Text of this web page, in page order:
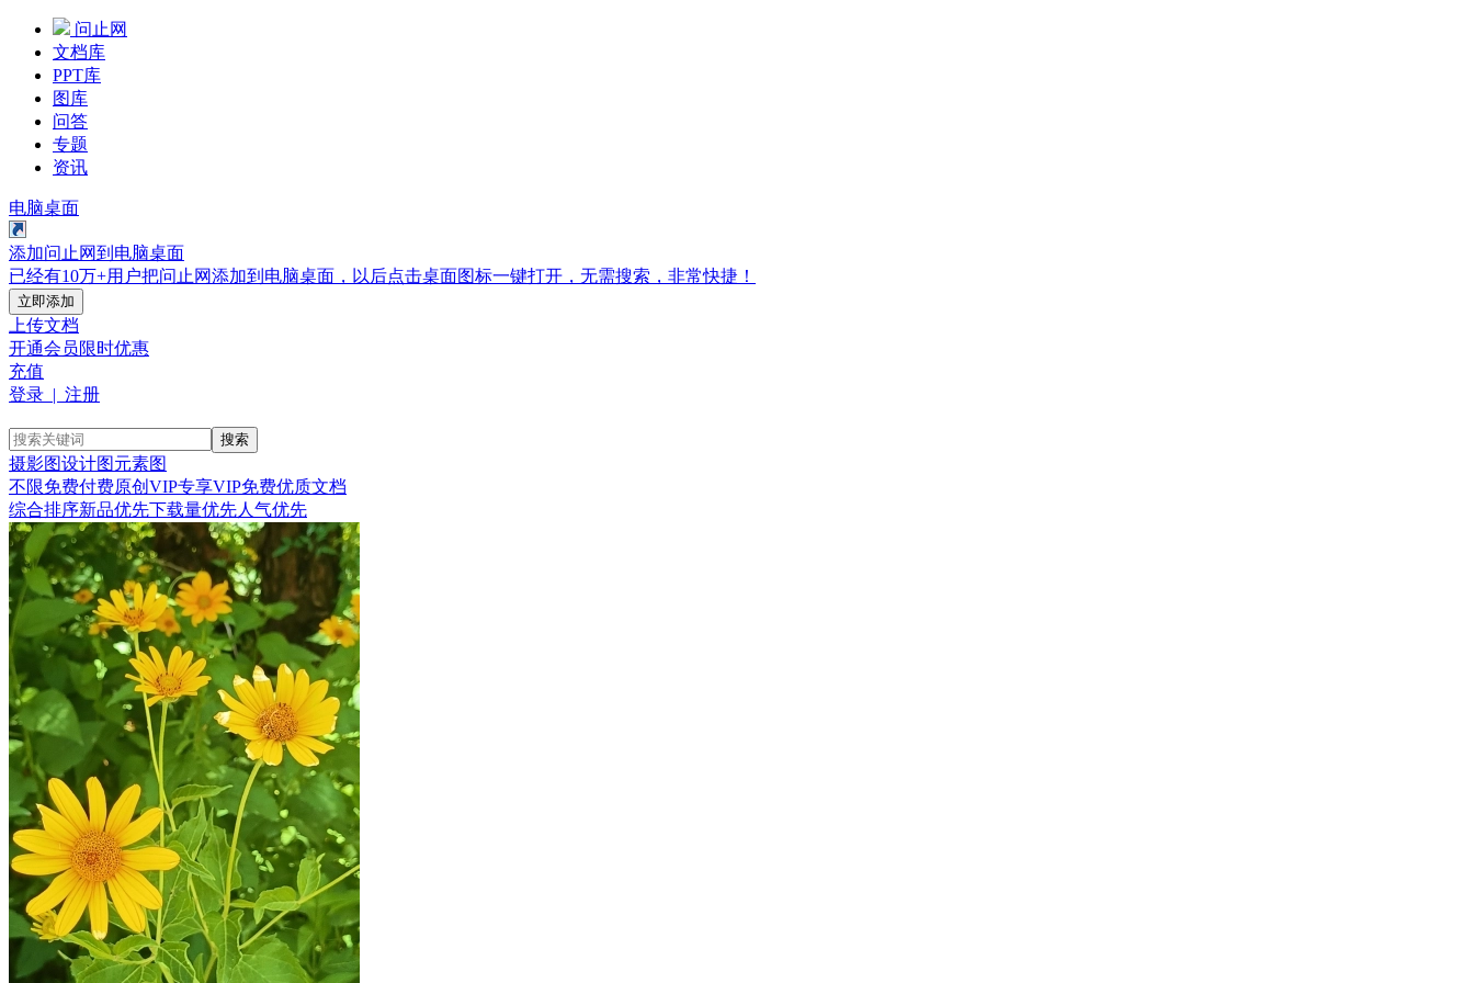
问止网
文档库
PPT库
图库
问答
专题
资讯
电脑桌面
添加问止网到电脑桌面
已经有10万+用户把问止网添加到电脑桌面，以后点击桌面图标一键打开，无需搜索，非常快捷！
立即添加
上传文档
开通会员限时优惠
充值
登录 | 注册
搜索
摄影图设计图元素图
不限免费付费原创 VIP专享VIP免费优质文档
综合排序新品优先下载量优先人气优先